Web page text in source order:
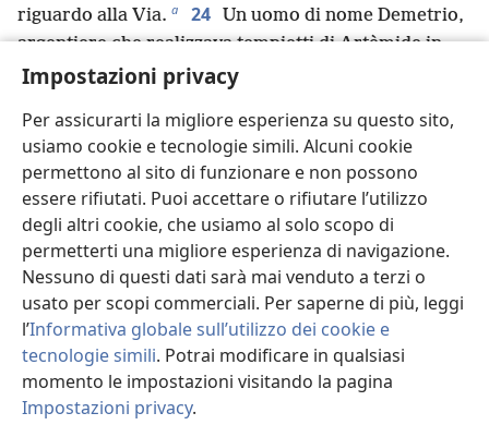
Impostazioni privacy
Per assicurarti la migliore esperienza su questo sito,
usiamo cookie e tecnologie simili. Alcuni cookie
permettono al sito di funzionare e non possono
essere rifiutati. Puoi accettare o rifiutare l’utilizzo
degli altri cookie, che usiamo al solo scopo di
permetterti una migliore esperienza di navigazione.
Nessuno di questi dati sarà mai venduto a terzi o
usato per scopi commerciali. Per saperne di più, leggi
l’Informativa globale sull’utilizzo dei cookie e
tecnologie simili. Potrai modificare in qualsiasi
momento le impostazioni visitando la pagina
Impostazioni privacy.
riguardo alla Via. a 24 Un uomo di nome Demetrio,
argentiere che realizzava tempietti di Artèmide in
argento e procurava agli artigiani un notevole
lavoravano a oggetti di quel tipo e disse: “Uomini, voi
sapete bene che da questa attività deriva il nostro
benessere. 26 Ora potete vedere e sentire che, non
solo a Efeso
c ma in quasi tutta la provincia dell’Asia,
questo Paolo ha persuaso molte persone e le ha
portate a cambiare opinione, dicendo che quelli che
sono fatti da mani umane non sono dèi.
27 C’è
quindi il rischio non solo che questa nostra attività
venga screditata, ma anche che il tempio della
grande dea Artèmide non conti più nulla e che colei
che viene adorata nell’intera provincia dell’Asia e in